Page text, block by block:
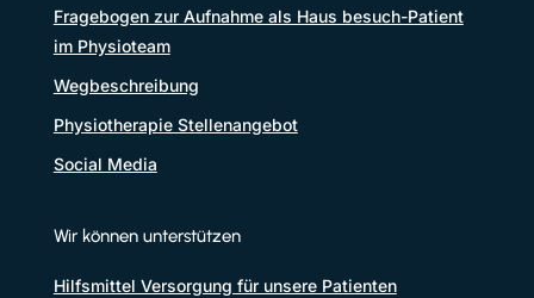
Fragebogen zur Aufnahme als Haus besuch-Patient
im Physioteam
Wegbeschreibung
Physiotherapie Stellenangebot
Social Media
‏Wir können unterstützen
Hilfsmittel Versorgung für unsere Patienten